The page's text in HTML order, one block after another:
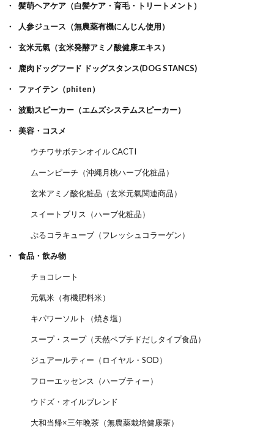
髪萌ヘアケア（白髪ケア・育毛・トリートメント）
人参ジュース（無農薬有機にんじん使用）
玄米元氣（玄米発酵アミノ酸健康エキス）
鹿肉ドッグフード ドッグスタンス(DOG STANCS)
ファイテン（phiten）
波動スピーカー（エムズシステムスピーカー）
美容・コスメ
ウチワサボテンオイル CACTI
ムーンピーチ（沖縄月桃ハーブ化粧品）
玄米アミノ酸化粧品（玄米元氣関連商品）
スイートブリス（ハーブ化粧品）
ぷるコラキューブ（フレッシュコラーゲン）
食品・飲み物
チョコレート
元氣米（有機肥料米）
キパワーソルト（焼き塩）
スープ・スープ（天然ペプチドだしタイプ食品）
ジュアールティー（ロイヤル・SOD）
フローエッセンス（ハーブティー）
ウドズ・オイルブレンド
大和当帰×三年晩茶（無農薬栽培健康茶）